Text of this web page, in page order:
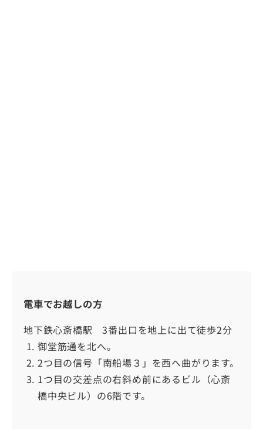
電車でお越しの方
地下鉄心斎橋駅 3番出口を地上に出て徒歩2分
御堂筋通を北へ。
2つ目の信号「南船場３」を西へ曲がります。
1つ目の交差点の右斜め前にあるビル（心斎
橋中央ビル）の6階です。